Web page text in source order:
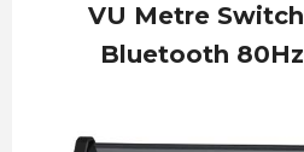
VU Metre
Bluetooth